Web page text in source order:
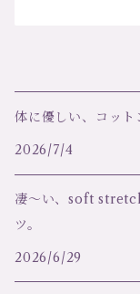
体に優しい、コット
2026/7/4
凄～い、soft
ツ。
2026/6/29